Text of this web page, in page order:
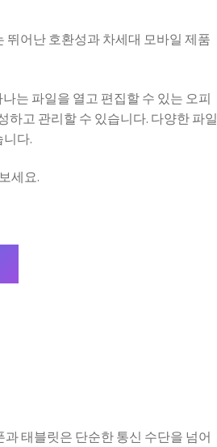
뛰어난 호환성과 차세대 모바일 제품
는 파일을 열고 편집할 수 있는 오피
고 관리할 수 있습니다. 다양한 파일
니다.
세요.
태블릿은 단순한 통신 수단을 넘어